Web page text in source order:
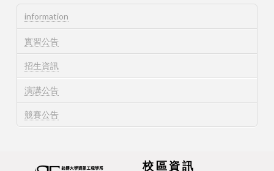
information
實習公告
招生資訊
演講公告
競賽公告
校區資訊